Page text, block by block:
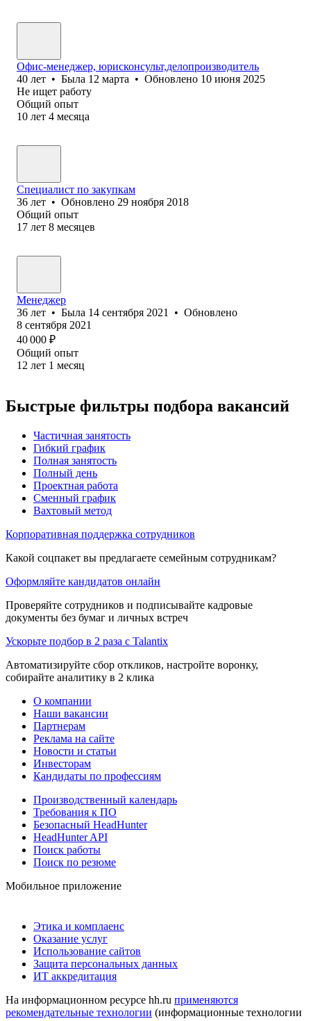
Офис-менеджер, юрисконсульт,делопроизводитель
40 лет • Была 12 марта • Обновлено 10 июня 2025
Не ищет работу
Общий опыт
10 лет 4 месяца
Специалист по закупкам
36 лет • Обновлено 29 ноября 2018
Общий опыт
17 лет 8 месяцев
Менеджер
36 лет • Была 14 сентября 2021 • Обновлено
8 сентября 2021
40 000 ₽
Общий опыт
12 лет 1 месяц
Быстрые фильтры подбора вакансий
Частичная занятость
Гибкий график
Полная занятость
Полный день
Проектная работа
Сменный график
Вахтовый метод
Корпоративная поддержка сотрудников
Какой соцпакет вы предлагаете семейным сотрудникам?
Оформляйте кандидатов онлайн
Проверяйте сотрудников и подписывайте кадровые
документы без бумаг и личных встреч
Ускорьте подбор в 2 раза с Talantix
Автоматизируйте сбор откликов, настройте воронку,
собирайте аналитику в 2 клика
О компании
Наши вакансии
Партнерам
Реклама на сайте
Новости и статьи
Инвесторам
Кандидаты по профессиям
Производственный календарь
Требования к ПО
Безопасный HeadHunter
HeadHunter API
Поиск работы
Поиск по резюме
Мобильное приложение
Этика и комплаенс
Оказание услуг
Использование сайтов
Защита персональных данных
ИТ аккредитация
На информационном ресурсе hh.ru применяются
рекомендательные технологии (информационные технологии